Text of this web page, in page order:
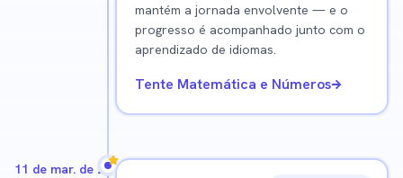
mantém a jornada envolvente — e o
progresso é acompanhado junto com o
aprendizado de idiomas.
Tente Matemática e Números
11 de mar. de 2026